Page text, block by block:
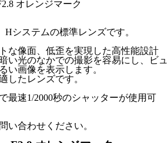
Hシステムの標準レンズです。
な像面、低歪を実現した高性能設計
い光のなかでの撮影を容易にし、ビュ
い画像を表示します。
したレンズです。
最速1/2000秒のシャッターが使用可
い合わせください。